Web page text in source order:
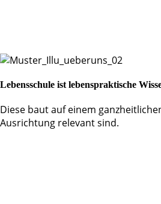
Lebensschule ist lebenspraktische
Diese baut auf einem
Ausrichtung relevant sind.